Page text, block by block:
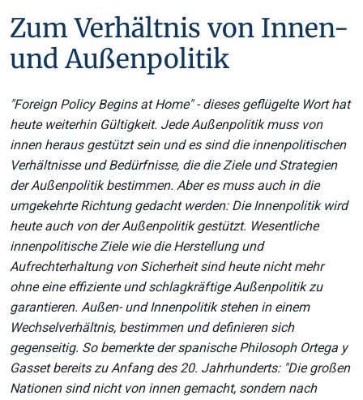
Zum Verhältnis von Innen-
und Außenpolitik
"Foreign Policy Begins at Home" - dieses geflügelte Wort hat
heute weiterhin Gültigkeit. Jede Außenpolitik muss von
innen heraus gestützt sein und es sind die innenpolitischen
Verhältnisse und Bedürfnisse, die die Ziele und Strategien
der Außenpolitik bestimmen. Aber es muss auch in die
umgekehrte Richtung gedacht werden: Die Innenpolitik wird
heute auch von der Außenpolitik gestützt. Wesentliche
innenpolitische Ziele wie die Herstellung und
Aufrechterhaltung von Sicherheit sind heute nicht mehr
ohne eine effiziente und schlagkräftige Außenpolitik zu
garantieren. Außen- und Innenpolitik stehen in einem
Wechselverhältnis, bestimmen und definieren sich
gegenseitig. So bemerkte der spanische Philosoph Ortega y
Gasset bereits zu Anfang des 20. Jahrhunderts: "Die großen
Nationen sind nicht von innen gemacht, sondern nach